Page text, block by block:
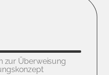
zur Überweisung